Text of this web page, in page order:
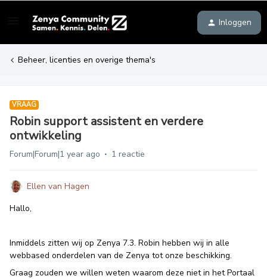
Inloggen
Beheer, licenties en overige thema's
VRAAG
Robin support assistent en verdere
ontwikkeling
Forum|Forum|1 year ago 1 reactie
Ellen van Hagen
Hallo,
Inmiddels zitten wij op Zenya 7.3. Robin hebben wij in alle
webbased onderdelen van de Zenya tot onze beschikking.
Graag zouden we willen weten waarom deze niet in het Portaal